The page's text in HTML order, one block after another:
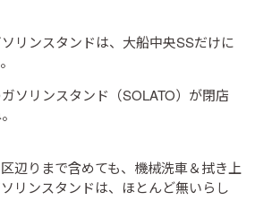
リンスタンドは、大船中央SSだけに
ソリンスタンド（SOLATO）が閉店
辺りまで含めても、機械洗車＆拭き上
リンスタンドは、ほとんど無いらし